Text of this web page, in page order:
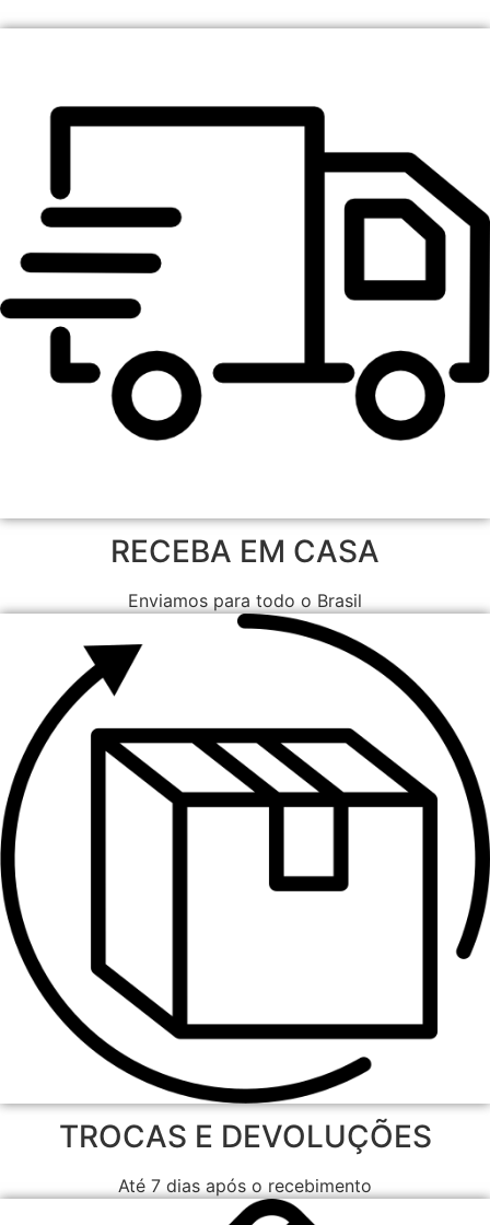
RECEBA EM CASA
Enviamos para todo o Brasil
TROCAS E DEVOLUÇÕES
Até 7 dias após o recebimento